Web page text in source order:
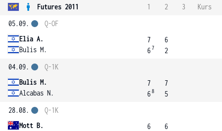
Futures 2011 1 2 3
Kurs
05.09.
Elia A.
Bulis M.
Q-OF
7
67
6
2
04.09.
Bulis M.
Alcabas N.
Q-1K
7
68
7
5
28.08.
Mott B.
Q-1K
6
6